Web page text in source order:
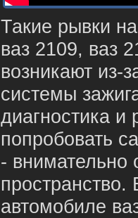
Такие рывки
ваз 2109, ваз
возникают из-
системы
диагностика и
попробовать
- внимательно
автомобиле